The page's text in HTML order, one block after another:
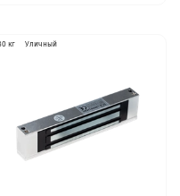
кг Уличный